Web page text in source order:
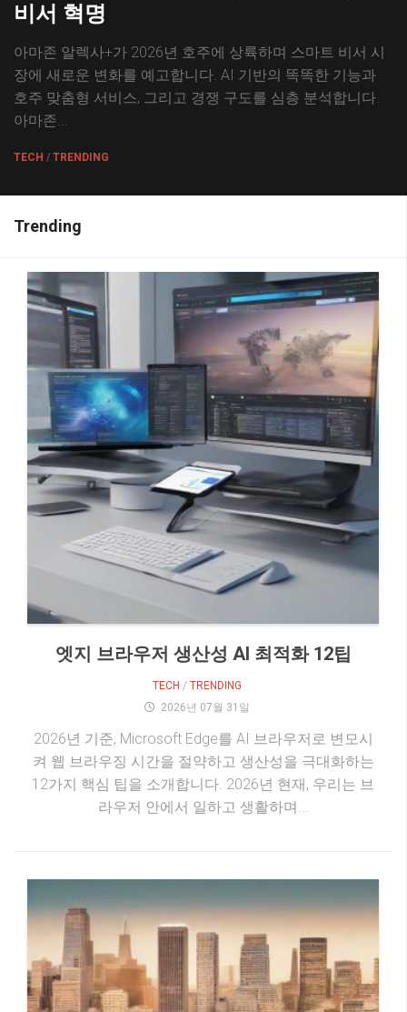
비서 혁명
아마존 알렉사+가 2026년 호주에 상륙하며 스마트 비서 시
장에 새로운 변화를 예고합니다. AI 기반의 똑똑한 기능과
호주 맞춤형 서비스, 그리고 경쟁 구도를 심층 분석합니다.
아마존...
TECH / TRENDING
Trending
엣지 브라우저 생산성 AI 최적화 12팁
TECH / TRENDING
2026년 07월 31일
2026년 기준, Microsoft Edge를 AI 브라우저로 변모시
켜 웹 브라우징 시간을 절약하고 생산성을 극대화하는
12가지 핵심 팁을 소개합니다. 2026년 현재, 우리는 브
라우저 안에서 일하고 생활하며...